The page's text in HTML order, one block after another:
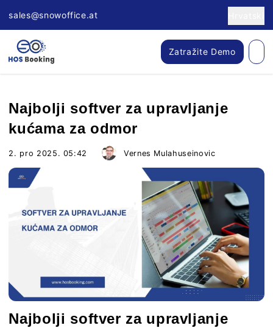
sales@snowoffice.at
Zatražite Demo
Najbolji softver za upravljanje
kućama za odmor
2. pro 2025. 05:42 Vernes Mulahuseinovic
Najbolji softver za upravljanje